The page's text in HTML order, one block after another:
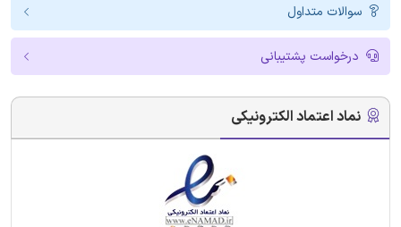
سوالات متداول
درخواست پشتیبانی
نماد اعتماد الکترونیکی